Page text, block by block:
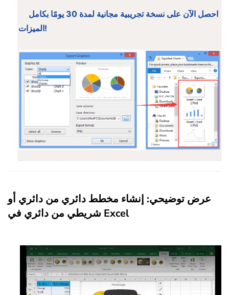
احصل الآن على نسخة تجريبية مجانية لمدة 30 يومًا بكامل
الميزات!
عرض توضيحي: إنشاء مخطط دائري من دائري أو
شريطي من دائري في Excel